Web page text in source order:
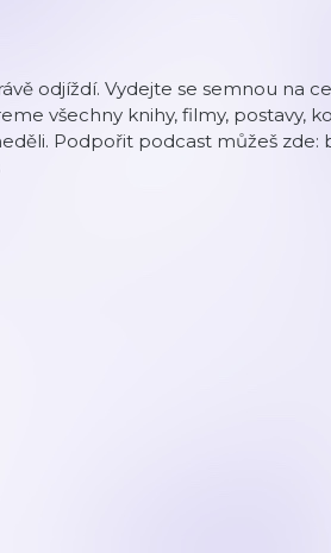
odjíždí. Vydejte se semnou na
všechny knihy, filmy, postavy,
Podpořit podcast můžeš zde: